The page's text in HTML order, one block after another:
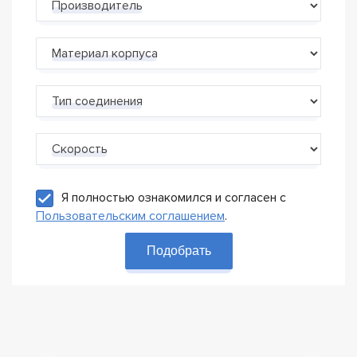
Производитель
Материал корпуса
Тип соединения
Скорость
Я полностью ознакомился и согласен с
Пользовательским соглашением.
Подобрать